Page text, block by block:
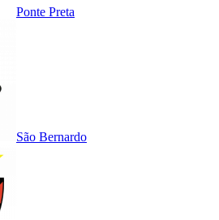
Ponte Preta
São Bernardo